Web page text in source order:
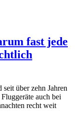
fast jede
über zehn Jahren
auch bei
recht weit